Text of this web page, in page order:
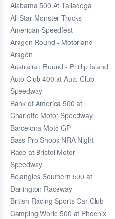
Alabama 500 At Talladega
All Star Monster Trucks
American Speedfest
Aragon Round - Motorland
Aragón
Australian Round - Phillip Island
Auto Club 400 at Auto Club
Speedway
Bank of America 500 at
Charlotte Motor Speedway
Barcelona Moto GP
Bass Pro Shops NRA Night
Race at Bristol Motor
Speedway
Bojangles Southern 500 at
Darlington Raceway
British Racing Sports Car Club
Camping World 500 at Phoenix